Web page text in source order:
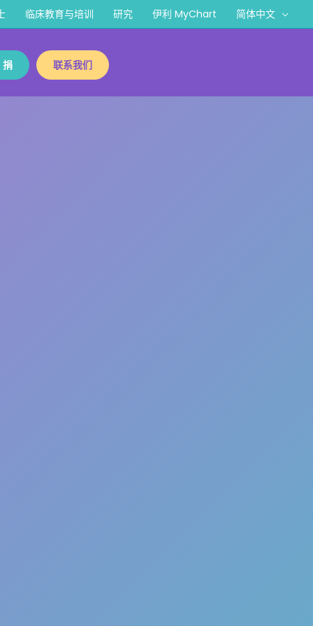
临床教育与培训 研究 伊利 MyChart 简体中文
捐 联系我们